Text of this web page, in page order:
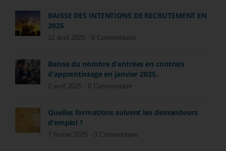
BAISSE DES INTENTIONS DE RECRUTEMENT EN
2025
12 avril 2025 - 0 Commentaire
Baisse du nombre d’entrées en contrats
d’apprentissage en janvier 2025.
2 avril 2025 - 0 Commentaire
Quelles formations suivent les demandeurs
d’emploi ?
7 février 2025 - 0 Commentaire